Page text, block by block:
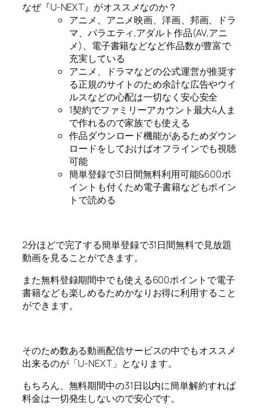
なぜ『U-NEXT』がオススメなのか？
アニメ、アニメ映画、洋画、邦画、ドラ
マ、バラエティ,アダルト作品(AV,アニ
メ)、電子書籍などなど作品数が豊富で
充実している
アニメ、ドラマなどの公式運営が推奨す
る正規のサイトのため余計な広告やウイ
ルスなどの心配は一切なく安心安全
1契約でファミリーアカウント最大4人ま
で作れるので家族でも使える
作品ダウンロード機能があるためダウン
ロードをしておけばオフラインでも視聴
可能
簡単登録で31日間無料利用可能&600ポ
イントも付くため電子書籍などもポイン
トで読める
2分ほどで完了する簡単登録で31日間無料で見放題
動画を見ることができます。
また無料登録期間中でも使える600ポイントで電子
書籍なども楽しめるためかなりお得に利用すること
ができます。
そのため数ある動画配信サービスの中でもオススメ
出来るのが「U-NEXT」となります。
もちろん、無料期間中の31日以内に簡単解約すれば
料金は一切発生しないので安心です。